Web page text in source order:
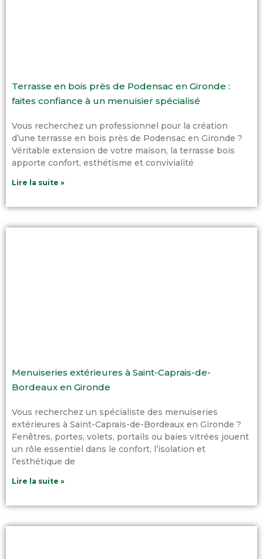
Terrasse en bois près de Podensac en Gironde :
faites confiance à un menuisier spécialisé
Vous recherchez un professionnel pour la création
d’une terrasse en bois près de Podensac en Gironde ?
Véritable extension de votre maison, la terrasse bois
apporte confort, esthétisme et convivialité
Lire la suite »
Menuiseries extérieures à Saint-Caprais-de-
Bordeaux en Gironde
Vous recherchez un spécialiste des menuiseries
extérieures à Saint-Caprais-de-Bordeaux en Gironde ?
Fenêtres, portes, volets, portails ou baies vitrées jouent
un rôle essentiel dans le confort, l’isolation et
l’esthétique de
Lire la suite »